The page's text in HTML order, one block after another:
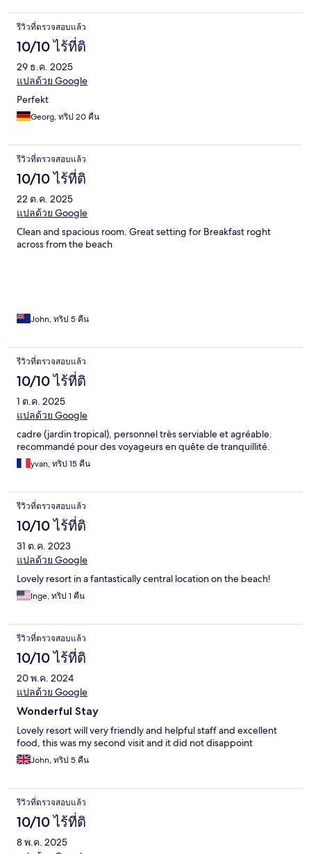
sleep after a long day outdoors hiking or at the beach. To
conclude, all the other aspects of a wonderful hotel such as a
high quality staff and cleanliness are a given here.
รีวิวที่ตรวจสอบแล้ว
10/10 ไร้ที่ติ
29 ธ.ค. 2025
แปลด้วย Google
Perfekt
Georg, ทริป 20 คืน
รีวิวที่ตรวจสอบแล้ว
10/10 ไร้ที่ติ
22 ต.ค. 2025
แปลด้วย Google
Clean and spacious room. Great setting for Breakfast roght
across from the beach
John, ทริป 5 คืน
รีวิวที่ตรวจสอบแล้ว
10/10 ไร้ที่ติ
1 ต.ค. 2025
แปลด้วย Google
cadre (jardin tropical), personnel très serviable et agréable.
recommandé pour des voyageurs en quête de tranquillité.
yvan, ทริป 15 คืน
รีวิวที่ตรวจสอบแล้ว
10/10 ไร้ที่ติ
31 ต.ค. 2023
แปลด้วย Google
Lovely resort in a fantastically central location on the beach!
Inge, ทริป 1 คืน
รีวิวที่ตรวจสอบแล้ว
10/10 ไร้ที่ติ
20 พ.ค. 2024
แปลด้วย Google
Wonderful Stay
Lovely resort will very friendly and helpful staff and excellent
food, this was my second visit and it did not disappoint
John, ทริป 5 คืน
รีวิวที่ตรวจสอบแล้ว
10/10 ไร้ที่ติ
8 พ.ค. 2025